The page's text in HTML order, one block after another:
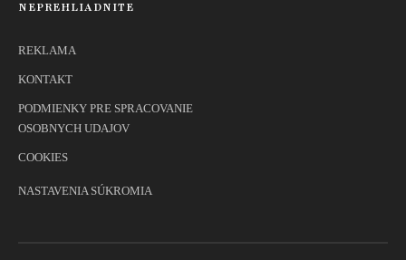
NEPREHLIADNITE
REKLAMA
KONTAKT
PODMIENKY PRE SPRACOVANIE
OSOBNYCH UDAJOV
COOKIES
NASTAVENIA SÚKROMIA